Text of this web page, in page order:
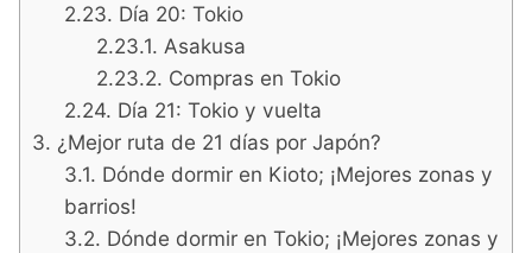
Día 20: Tokio
Asakusa
Compras en Tokio
Día 21: Tokio y vuelta
¿Mejor ruta de 21 días por Japón?
Dónde dormir en Kioto; ¡Mejores zonas y
barrios!
Dónde dormir en Tokio; ¡Mejores zonas y